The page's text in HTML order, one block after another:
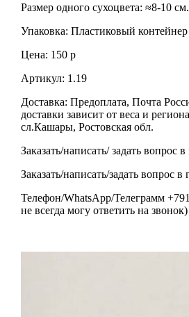
Размер одного сухоцвета: ≈8-10 см.
Упаковка: Пластиковый
Цена: 150 р
Артикул: 1.19
Доставка: Предоплата, Почта
доставки зависит от веса и
сл.Кашары, Ростовская обл.
Заказать/написать/ задать вопрос
Заказать/написать/задать вопрос в
Телефон/WhatsApp/Телеграмм
не всегда могу ответить на звонок)